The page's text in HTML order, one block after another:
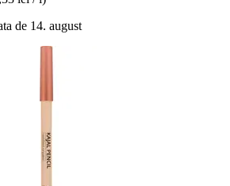
de 14. august